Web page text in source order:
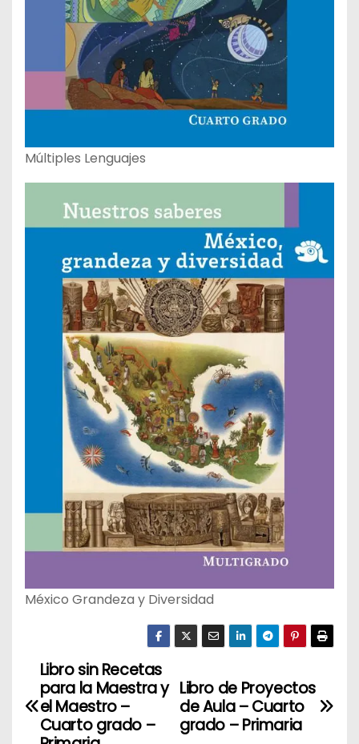
Múltiples Lenguajes
México Grandeza y Diversidad
N
a
Libro de Proyectos
de Aula – Cuarto
grado – Primaria
Libro sin Recetas
para la Maestra y
el Maestro –
Cuarto grado –